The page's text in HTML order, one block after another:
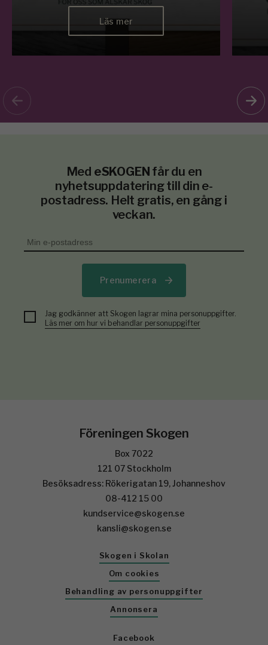
Läs mer
Med eSKOGEN får du en
nyhetsuppdatering till din e-
postadress. Helt gratis, en gång i
veckan.
Prenumerera
Jag godkänner att Skogen lagrar mina personuppgifter.
Läs mer om hur vi behandlar personuppgifter
Föreningen Skogen
Box 7022
121 07 Stockholm
Besöksadress: Rökerigatan 19, Johanneshov
08-412 15 00
kundservice@skogen.se
kansli@skogen.se
Skogen i Skolan
Om cookies
Behandling av personuppgifter
Annonsera
Facebook